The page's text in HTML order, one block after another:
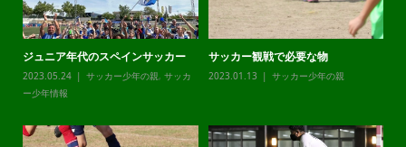
ジュニア年代のスペインサッカー
2023.05.24 サッカー少年の親, サッカ
ー少年情報
サッカー観戦で必要な物
2023.01.13 サッカー少年の親